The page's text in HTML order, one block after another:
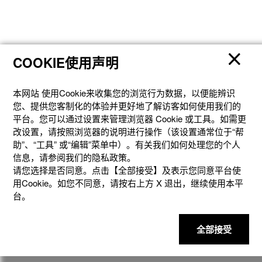
2010 DW-6900SB-2
为刻度盘添加高光泽镜面装饰，呈现独特的反光效果。
COOKIE使用声明
本网站 使⽤Cookie来收集您的浏览⾏为数据，以便能辨识
您、提供您客制化的体验并更好地了解访客如何使⽤我们的
平台。您可以通过设置来管理浏览器 Cookie 或⼯具。如需更
改设置，请按照浏览器的说明进⾏操作（该设置通常位于“帮
助”、“⼯具” 或“编辑”菜单中）。有关我们如何处理您的个⼈
信息，请参阅我们的隐私政策。
请您选择是否同意。点击【全部接受】及表示您同意平台使
用Cookie。如您不同意，请按右上⽅ X 退出，继续使⽤本平
台。
全部接受